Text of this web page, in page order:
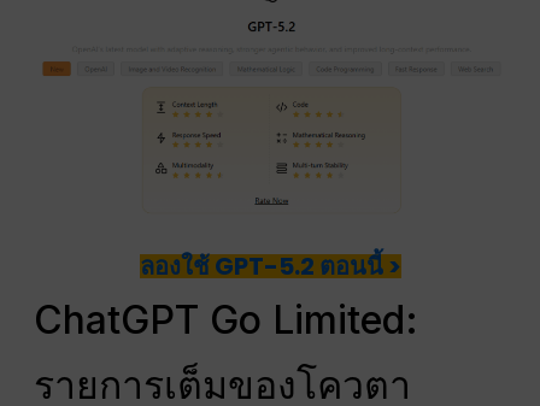
ลองใช้ GPT-5.2 ตอนนี้ >
ChatGPT Go Limited:
รายการเต็มของโควตา